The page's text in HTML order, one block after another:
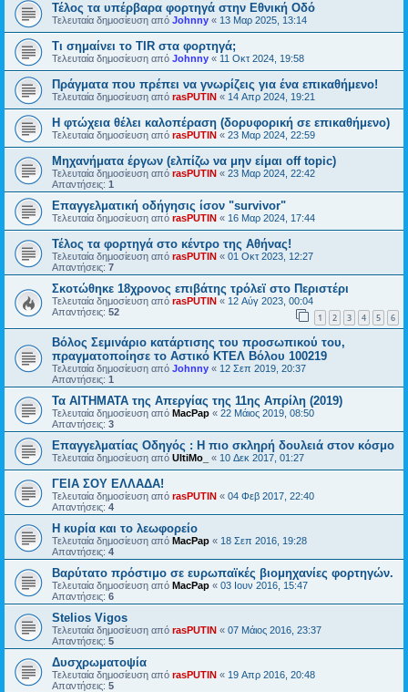
Τέλος τα υπέρβαρα φορτηγά στην Εθνική Οδό
Τελευταία δημοσίευση από Johnny « 13 Μαρ 2025, 13:14
Τι σημαίνει το TIR στα φορτηγά;
Τελευταία δημοσίευση από Johnny « 11 Οκτ 2024, 19:58
Πράγματα που πρέπει να γνωρίζεις για ένα επικαθήμενο!
Τελευταία δημοσίευση από rasPUTIN « 14 Απρ 2024, 19:21
Η φτώχεια θέλει καλοπέραση (δορυφορική σε επικαθήμενο)
Τελευταία δημοσίευση από rasPUTIN « 23 Μαρ 2024, 22:59
Μηχανήματα έργων (ελπίζω να μην είμαι off topic)
Τελευταία δημοσίευση από rasPUTIN « 23 Μαρ 2024, 22:42
Απαντήσεις: 1
Επαγγελματική οδήγησις ίσον "survivor"
Τελευταία δημοσίευση από rasPUTIN « 16 Μαρ 2024, 17:44
Τέλος τα φορτηγά στο κέντρο της Αθήνας!
Τελευταία δημοσίευση από rasPUTIN « 01 Οκτ 2023, 12:27
Απαντήσεις: 7
Σκοτώθηκε 18χρονος επιβάτης τρόλεϊ στο Περιστέρι
Τελευταία δημοσίευση από rasPUTIN « 12 Αύγ 2023, 00:04
Απαντήσεις: 52 1 2 3 4 5 6
Βόλος Σεμινάριο κατάρτισης του προσωπικού του,
πραγματοποίησε το Αστικό ΚΤΕΛ Βόλου 100219
Τελευταία δημοσίευση από Johnny « 12 Σεπ 2019, 20:37
Απαντήσεις: 1
Τα ΑΙΤΗΜΑΤΑ της Απεργίας της 11ης Απρίλη (2019)
Τελευταία δημοσίευση από MacPap « 22 Μάιος 2019, 08:50
Απαντήσεις: 3
Επαγγελματίας Οδηγός : Η πιο σκληρή δουλειά στον κόσμο
Τελευταία δημοσίευση από UltiMo_ « 10 Δεκ 2017, 01:27
ΓΕΙΑ ΣΟΥ ΕΛΛΑΔΑ!
Τελευταία δημοσίευση από rasPUTIN « 04 Φεβ 2017, 22:40
Απαντήσεις: 4
Η κυρία και το λεωφορείο
Τελευταία δημοσίευση από MacPap « 18 Σεπ 2016, 19:28
Απαντήσεις: 4
Βαρύτατο πρόστιμο σε ευρωπαϊκές βιομηχανίες φορτηγών.
Τελευταία δημοσίευση από MacPap « 03 Ιουν 2016, 15:47
Απαντήσεις: 6
Stelios Vigos
Τελευταία δημοσίευση από rasPUTIN « 07 Μάιος 2016, 23:37
Απαντήσεις: 5
Δυσχρωματοψία
Τελευταία δημοσίευση από rasPUTIN « 19 Απρ 2016, 20:48
Απαντήσεις: 5